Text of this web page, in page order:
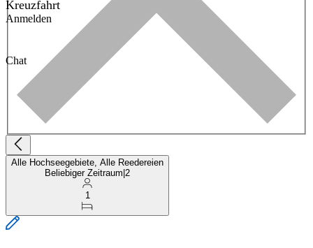
Kreuzfahrt
Anmelden
Chat
Alle Hochseegebiete, Alle Reedereien
Beliebiger Zeitraum 2
1